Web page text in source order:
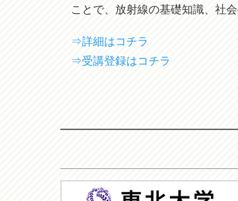
ことで、放射線の基礎知識、社
⇒詳細はコチラ
⇒受講登録はコチラ